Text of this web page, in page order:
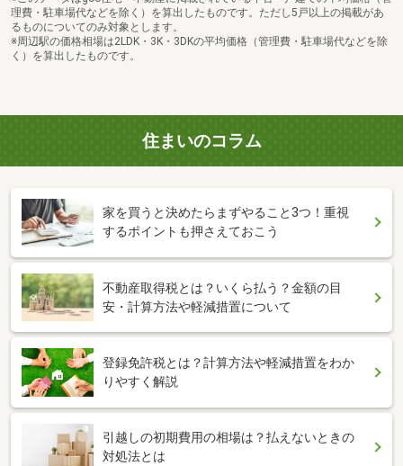
理費・駐車場代などを除く）を算出したものです。ただし5戸以上の掲載があ
るものについてのみ対象とします。
※周辺駅の価格相場は2LDK・3K・3DKの平均価格（管理費・駐車場代などを除
く）を算出したものです。
住まいのコラム
家を買うと決めたらまずやること3つ！重視
するポイントも押さえておこう
不動産取得税とは？いくら払う？金額の目
安・計算方法や軽減措置について
登録免許税とは？計算方法や軽減措置をわか
りやすく解説
引越しの初期費用の相場は？払えないときの
対処法とは